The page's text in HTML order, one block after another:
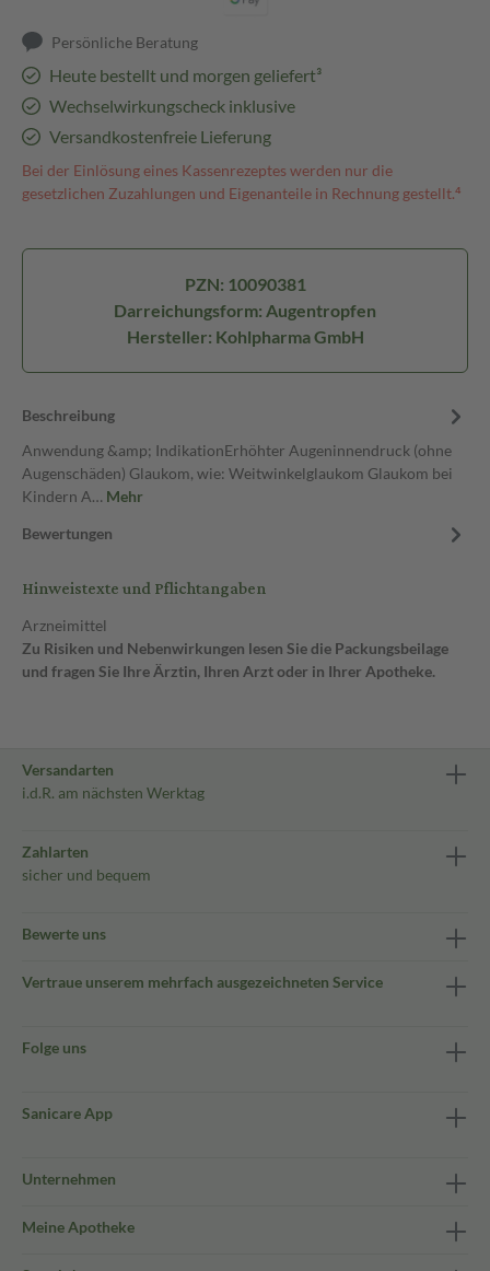
Persönliche Beratung
Heute bestellt und morgen geliefert³
Wechselwirkungscheck inklusive
Versandkostenfreie Lieferung
Bei der Einlösung eines Kassenrezeptes werden nur die
gesetzlichen Zuzahlungen und Eigenanteile in Rechnung gestellt.⁴
PZN: 10090381
Darreichungsform: Augentropfen
Hersteller: Kohlpharma GmbH
Beschreibung
Anwendung &amp; IndikationErhöhter Augeninnendruck (ohne
Augenschäden) Glaukom, wie: Weitwinkelglaukom Glaukom bei
Kindern A… Mehr
Bewertungen
Hinweistexte und Pflichtangaben
Arzneimittel
Zu Risiken und Nebenwirkungen lesen Sie die Packungsbeilage
und fragen Sie Ihre Ärztin, Ihren Arzt oder in Ihrer Apotheke.
Versandarten
i.d.R. am nächsten Werktag
Zahlarten
sicher und bequem
Bewerte uns
Vertraue unserem mehrfach ausgezeichneten Service
Folge uns
Sanicare App
Unternehmen
Meine Apotheke